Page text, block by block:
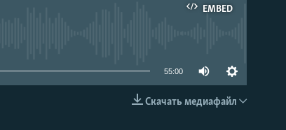
EMBED
EMBED
55:00
Скачать медиафайл